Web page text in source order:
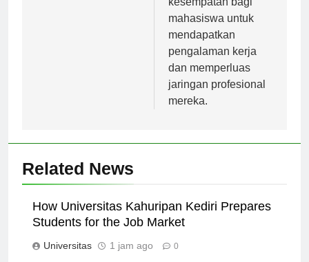
mahasiswa untuk
mendapatkan
pengalaman kerja
dan memperluas
jaringan profesional
mereka.
Related News
How Universitas Kahuripan Kediri Prepares
Students for the Job Market
Universitas 1 jam ago 0